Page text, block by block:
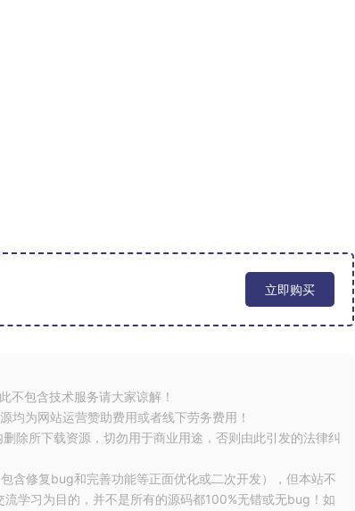
立即购买
不包含技术服务请大家谅解！
均为网站运营赞助费用或者线下劳务费用！
除所下载资源，切勿用于商业用途，否则由此引发的法律纠
含修复bug和完善功能等正面优化或二次开发），但本站不
学习为目的，并不是所有的源码都100%无错或无bug！如